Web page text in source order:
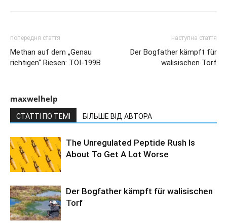
попередня стаття
Methan auf dem „Genau
richtigen“ Riesen: TOI-199B
наступна стаття
Der Bogfather kämpft für
walisischen Torf
maxwelhelp
СТАТТІ ПО ТЕМІ БІЛЬШЕ ВІД АВТОРА
The Unregulated Peptide Rush Is
About To Get A Lot Worse
Der Bogfather kämpft für walisischen
Torf